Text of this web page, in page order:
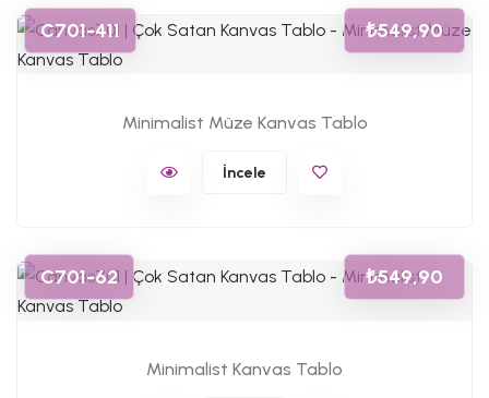
C701-411 ₺549,90
Minimalist Müze Kanvas Tablo
İncele
C701-62 ₺549,90
Minimalist Kanvas Tablo